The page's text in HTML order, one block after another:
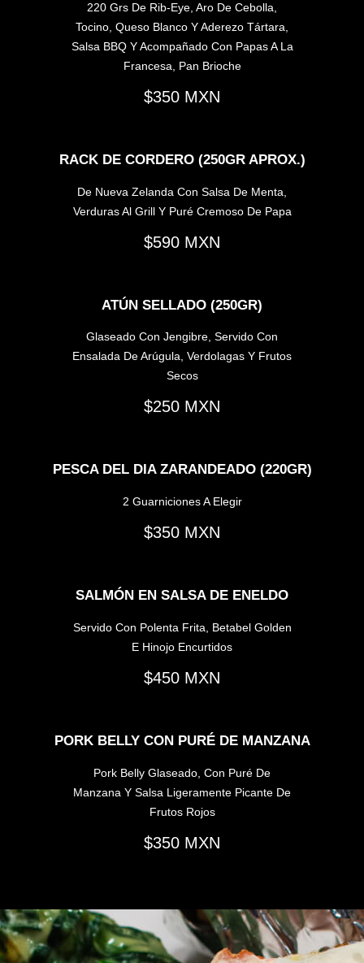
220 Grs De Rib-Eye, Aro De Cebolla,
Tocino, Queso Blanco Y Aderezo Tártara,
Salsa BBQ Y Acompañado Con Papas A La
Francesa, Pan Brioche
350
RACK DE CORDERO (250GR APROX.)
De Nueva Zelanda Con Salsa De Menta,
Verduras Al Grill Y Puré Cremoso De Papa
590
ATÚN SELLADO (250GR)
Glaseado Con Jengibre, Servido Con
Ensalada De Arúgula, Verdolagas Y Frutos
Secos
250
PESCA DEL DIA ZARANDEADO (220GR)
2 Guarniciones A Elegir
350
SALMÓN EN SALSA DE ENELDO
Servido Con Polenta Frita, Betabel Golden
E Hinojo Encurtidos
450
PORK BELLY CON PURÉ DE MANZANA
Pork Belly Glaseado, Con Puré De
Manzana Y Salsa Ligeramente Picante De
Frutos Rojos
350